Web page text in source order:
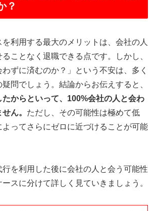
？
利用する最大のメリットは、会社の人
ことなく退職できる点です。しかし、
わずに済むのか？」という不安は、多く
問でしょう。結論からお伝えすると、
からといって、100%会社の人と会わ
ん。 ただし、その可能性は極めて低
よってさらにゼロに近づけることが可能
行を利用した後に会社の人と会う可能性
スに分けて詳しく見ていきましょう。